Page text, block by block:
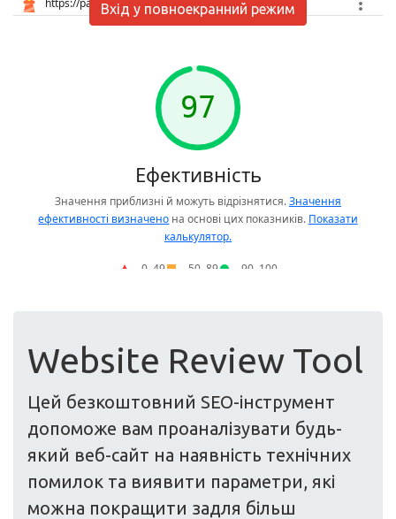
Вхід у повноекранний режим
Website Review Tool
Цей безкоштовний SEO-інструмент
допоможе вам проаналізувати будь-
який веб-сайт на наявність технічних
помилок та виявити параметри, які
можна покращити задля більш